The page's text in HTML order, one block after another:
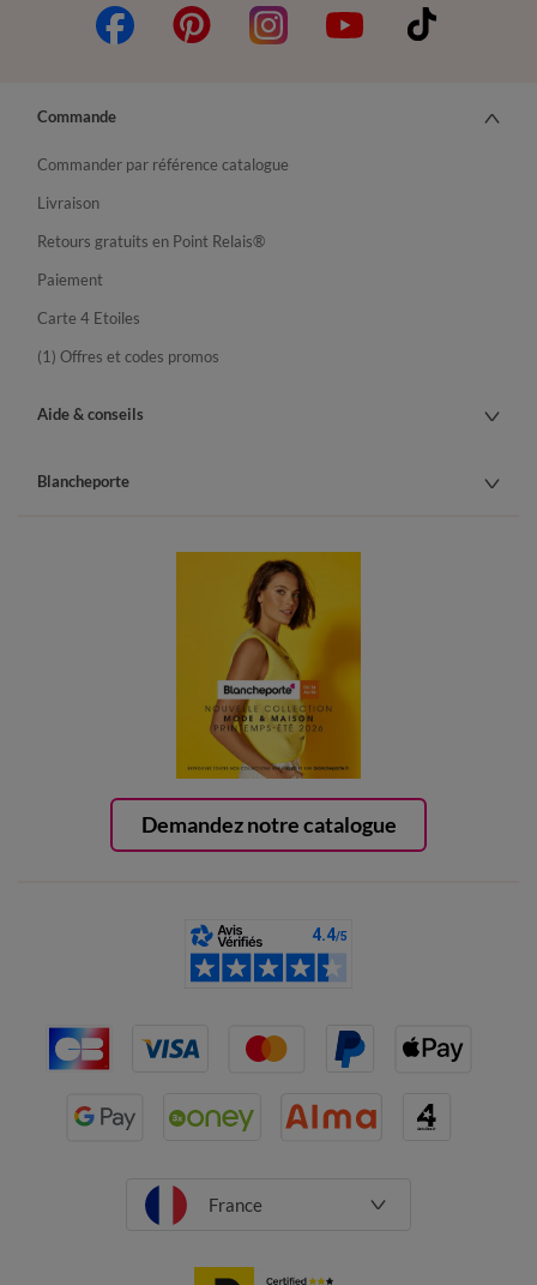
Demandez notre catalogue
Commande
Commander par référence catalogue
Livraison
Retours gratuits en Point Relais®
Paiement
Carte 4 Etoiles
(1) Offres et codes promos
Aide & conseils
Blancheporte
France